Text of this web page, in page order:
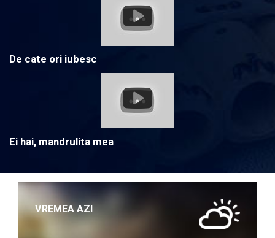
De cate ori iubesc
Ei hai, mandrulita mea
VREMEA AZI